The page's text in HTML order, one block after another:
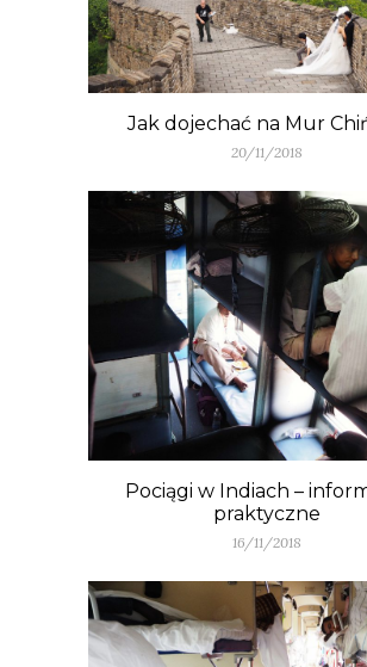
Jak dojechać na Mur
20/11/2018
Pociągi w Indiach –
praktyczne
16/11/2018